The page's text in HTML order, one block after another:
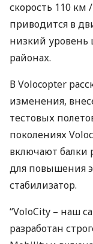
скорость 110 км
приводится в
низкий уровень
районах.
В Volocopter
изменения,
тестовых
поколениях
включают балки
для повышения
стабилизатор.
“VoloCity – наш
разработан